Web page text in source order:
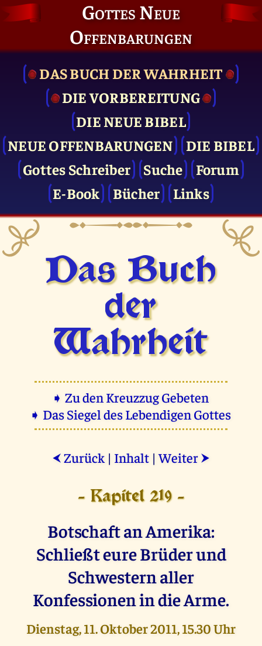
Gottes Neue
Offenbarungen
DAS BUCH DER WAHRHEIT
DIE VOR­BEREITUNG
DIE NEUE BIBEL
NEUE OFFENBARUNGEN
DIE BIBEL
Gottes Schreiber
Suche
Forum
E-Book
Bücher Links
Das Buch
der
Wahrheit
➧ Zu den Kreuzzug Gebeten
➧ Das Siegel des Lebendigen Gottes
⮜ Zurück | Inhalt |Weiter ⮞
- Kapitel 219 -
Botschaft an Amerika:
Schließt eure Brüder und
Schwestern aller
Konfessionen in die Arme.
Dienstag, 11. Oktober 2011, 15.30 Uhr